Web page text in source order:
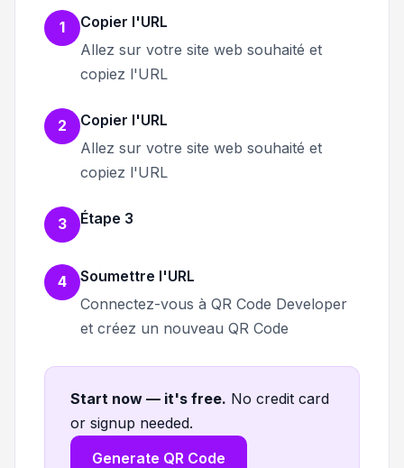
1
Copier l'URL
Allez sur votre site web souhaité et
copiez l'URL
2
Copier l'URL
Allez sur votre site web souhaité et
copiez l'URL
3 Étape 3
4
Soumettre l'URL
Connectez-vous à QR Code Developer
et créez un nouveau QR Code
Start now — it's free. No credit card
or signup needed.
Generate QR Code